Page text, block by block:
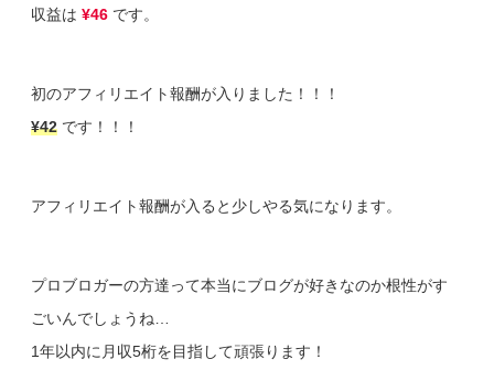
収益は¥46 です。
初のアフィリエイト報酬が入りました！！！
¥42 です！！！
アフィリエイト報酬が入ると少しやる気になります。
プロブロガーの方達って本当にブログが好きなのか根性がす
ごいんでしょうね…
1年以内に月収5桁を目指して頑張ります！